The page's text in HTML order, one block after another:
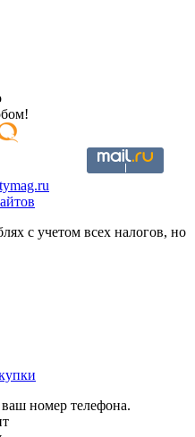
с учетом всех налогов, но
номер телефона.